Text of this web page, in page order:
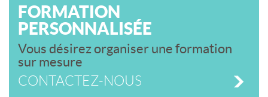
FORMATION
PERSONNALISÉE
Vous désirez organiser une formation
sur mesure
CONTACTEZ-NOUS